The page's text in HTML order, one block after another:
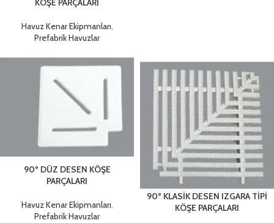
KÖŞE PARÇALARI
Havuz Kenar Ekipmanları,
Prefabrik Havuzlar
90º DÜZ DESEN KÖŞE
PARÇALARI
Havuz Kenar Ekipmanları,
Prefabrik Havuzlar
90º KLASİK DESEN IZGARA TİPİ
KÖŞE PARÇALARI